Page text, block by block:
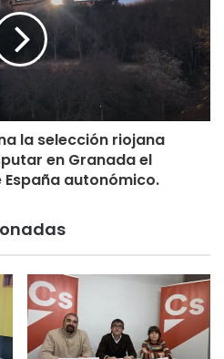
la selección riojana
en Granada el
autonómico.